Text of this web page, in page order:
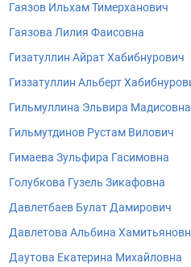
Гаязов Ильхам Тимерханович
Гаязова Лилия Фаисовна
Гизатуллин Айрат Хабибнурович
Гиззатуллин Альберт
Гильмуллина Эльвира Мадисовна
Гильмутдинов Рустам Вилович
Гимаева Зульфира Гасимовна
Голубкова Гузель Зикафовна
Давлетбаев Булат Дамирович
Давлетова Альбина
Даутова Екатерина Михайловна